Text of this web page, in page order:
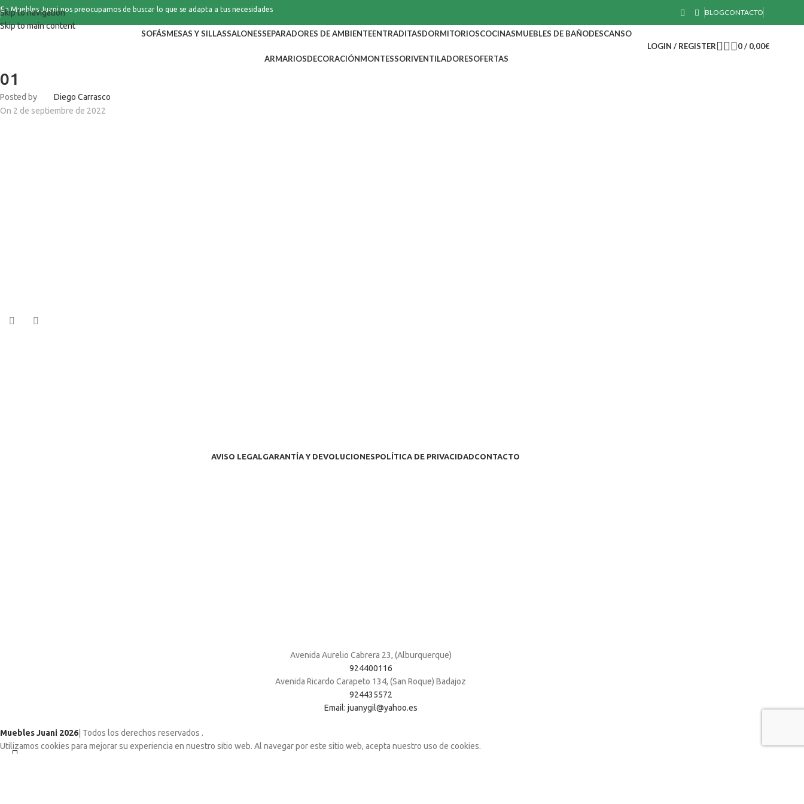
Skip to navigation
Skip to main content
En Muebles Juani nos preocupamos de buscar lo que se adapta a tus necesidades BLOGCONTACTO
SOFÁSMESAS Y SILLASSALONESSEPARADORES DE AMBIENTEENTRADITASDORMITORIOSCOCINASMUEBLES DE BAÑODESCANSO
ARMARIOSDECORACIÓNMONTESSORIVENTILADORESOFERTAS
LOGIN / REGISTER 0/ 0,00€
01
Posted by
Diego Carrasco
On 2 de septiembre de 2022
AVISO LEGALGARANTÍA Y DEVOLUCIONESPOLÍTICA DE PRIVACIDADCONTACTO
Avenida Aurelio Cabrera 23, (Alburquerque)
924400116
Avenida Ricardo Carapeto 134, (San Roque) Badajoz
924435572
Email: juanygil@yahoo.es
Muebles Juani 2026 | Todos los derechos reservados .
Utilizamos cookies para mejorar su experiencia en nuestro sitio web. Al navegar por este sitio web, acepta nuestro uso de cookies.